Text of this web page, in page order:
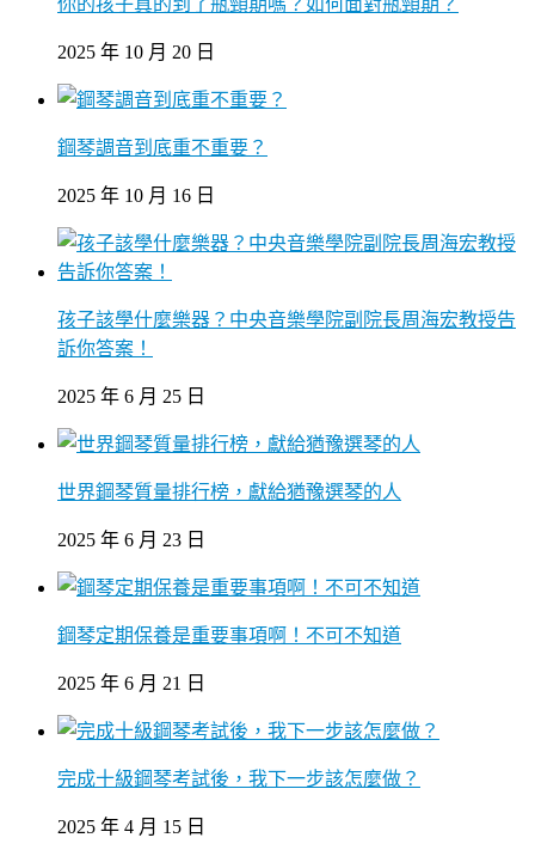
你的孩子真的到了瓶頸期嗎？如何面對瓶頸期？
2025 年 10 月 20 日
鋼琴調音到底重不重要？
2025 年 10 月 16 日
孩子該學什麼樂器？中央音樂學院副院長周海宏教授告
訴你答案！
2025 年 6 月 25 日
世界鋼琴質量排行榜，獻給猶豫選琴的人
2025 年 6 月 23 日
鋼琴定期保養是重要事項啊！不可不知道
2025 年 6 月 21 日
完成十級鋼琴考試後，我下一步該怎麼做？
2025 年 4 月 15 日